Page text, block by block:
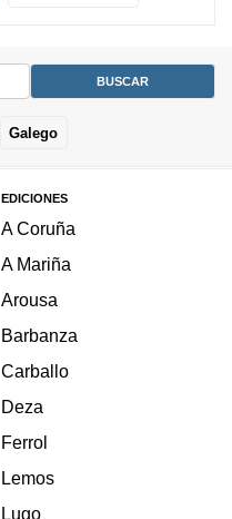
Galego
EDICIONES
A Coruña
A Mariña
Arousa
Barbanza
Carballo
Deza
Ferrol
Lemos
Lugo